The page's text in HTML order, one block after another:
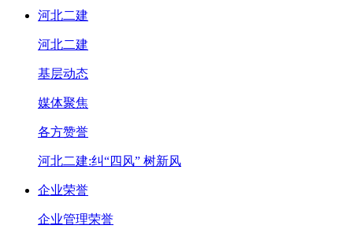
河北二建
河北二建
基层动态
媒体聚焦
各方赞誉
河北二建:纠“四风” 树新风
企业荣誉
企业管理荣誉